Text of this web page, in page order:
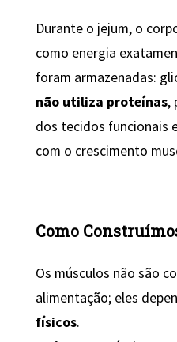
Durante o jejum, o
como energia
foram armazenadas:
não utiliza proteínas,
dos tecidos funcionais
com o crescimento
Como
Os músculos não são
alimentação; eles
físicos.